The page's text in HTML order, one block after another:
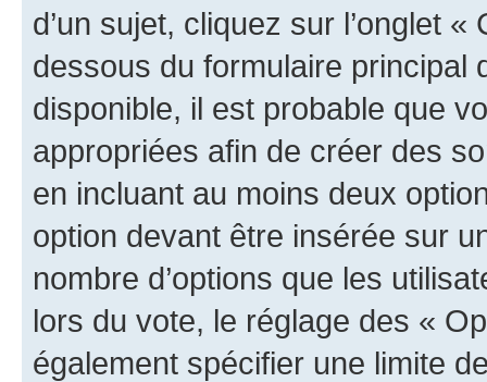
d’un sujet, cliquez sur l’onglet
dessous du formulaire principal
disponible, il est probable que
appropriées afin de créer des
en incluant au moins deux
option devant être insérée sur
nombre d’options que les
lors du vote, le réglage des «
également spécifier une limite